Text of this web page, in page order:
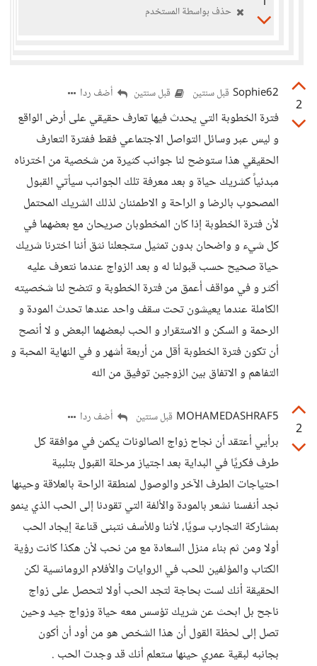
حذف بواسطة المستخدم
2
Sophie62 قبل سنتين قبل سنتين أضف ردا
فترة الخطوبة التي يحدث فيها تعارف حقيقي على أرض الواقع
و ليس عبر وسائل التواصل الاجتماعي فقط ففترة التعارف
الحقيقي هذا ستوضح لنا جوانب كثيرة من شخصية من اخترناه
مبدئياً كشريك حياة و بعد معرفة تلك الجوانب سيأتي القبول
المصحوب بالرضا و الراحة و الاطمئنان لذلك الشريك المحتمل
لأن فترة الخطوبة إذا كان المخطوبان صريحان مع بعضهما في
كل شيء و واضحان بدون تمثيل ستجعلنا نثق أننا اخترنا شريك
حياة صحيح حسب قبولنا له و بعد الزواج عندما نتعرف عليه
أكثر و في مواقف أعمق من فترة الخطوبة و تتضح لنا شخصيته
الكاملة عندما يعيشون تحت سقف واحد عندها تحدث المودة و
الرحمة و السكن و الاستقرار و الحب لبعضهما البعض و لا أنصح
أن تكون فترة الخطوبة أقل من أربعة أشهر و في النهاية المحبة و
التفاهم و الاتفاق بين الزوجين توفيق من الله
2
MOHAMEDASHRAF5 قبل سنتين أضف ردا
برأيي أعتقد أن نجاح زواج الصالونات يكمن في موافقة كل
طرف فكريًا في البداية بعد اجتياز مرحلة القبول بتلبية
احتياجات الطرف الآخر والوصول لمنطقة الراحة بالعلاقة وحينها
نجد أنفسنا نشعر بالمودة والألفة التي تقودنا إلى الحب الذي ينمو
بمشاركة التجارب سويًا، لأننا وللأسف نتبنى قناعة إيجاد الحب
أولا ومن ثم بناء منزل السعادة مع من نحب لأن هكذا كانت رؤية
الكتاب والمؤلفين للحب في الروايات والأفلام الرومانسية لكن
الحقيقة أنك لست بحاجة لتجد الحب أولا لتحصل على زواج
ناجح بل ابحث عن شريك تؤسس معه حياة وزواج جيد وحين
تصل إلى لحظة القول أن هذا الشخص هو من أود أن أكون
بجانبه لبقية عمري حينها ستعلم أنك قد وجدت الحب .